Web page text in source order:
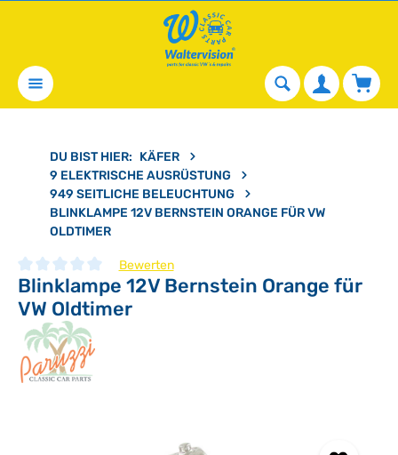
DU BIST HIER: KÄFER
9 ELEKTRISCHE AUSRÜSTUNG
949 SEITLICHE BELEUCHTUNG
BLINKLAMPE 12V BERNSTEIN ORANGE FÜR VW
OLDTIMER
Durchschnittliche Bewertung von 0 von 5 Sternen
Bewerten
Blinklampe 12V Bernstein Orange für
VW Oldtimer